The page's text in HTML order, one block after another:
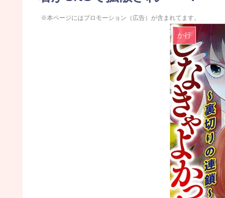
※本ページにはプロモーション（広告）が含まれてます。
か行